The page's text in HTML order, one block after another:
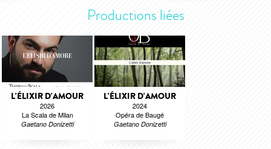
Productions liées
L'ÉLIXIR D'AMOUR
2026
La Scala de Milan
Gaetano Donizetti
L'ÉLIXIR D'AMOUR
2024
Opéra de Baugé
Gaetano Donizetti